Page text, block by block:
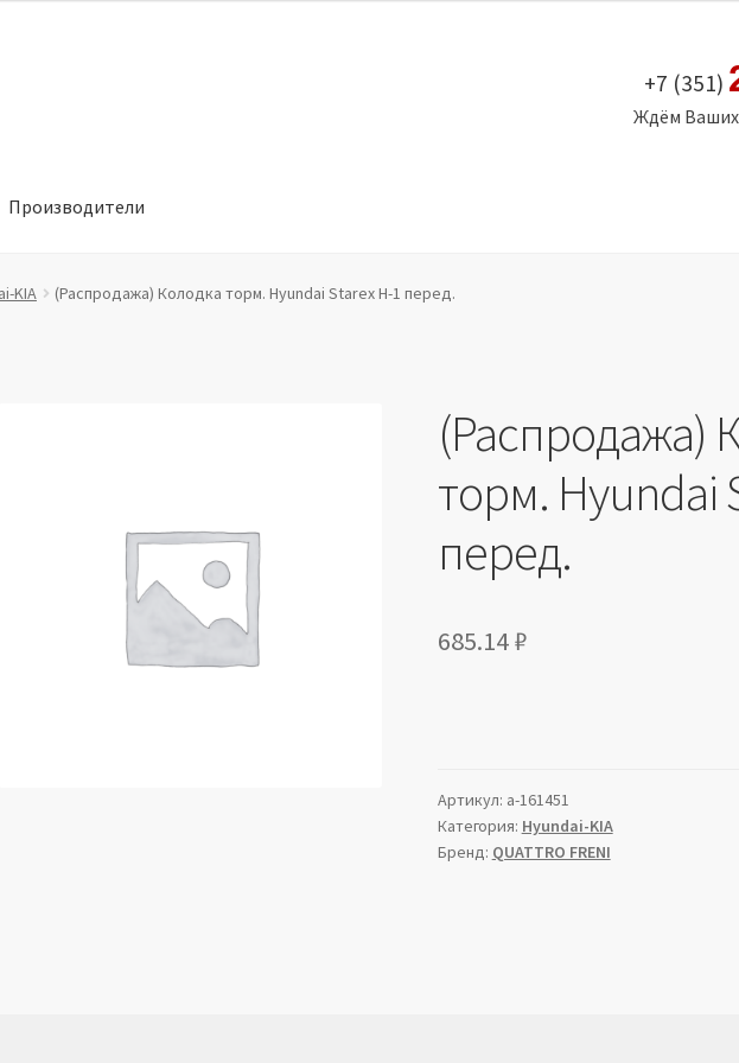
+7 (351)
Ждём Ваших
Производители
в отношении обработки персональных данных
KIA (Распродажа) Колодка торм. Hyundai Starex H-1 перед.
(Распродажа)
торм. Hyundai
перед.
685.14₽
Артикул: a-161451
Категория: Hyundai-KIA
Бренд: QUATTRO FRENI